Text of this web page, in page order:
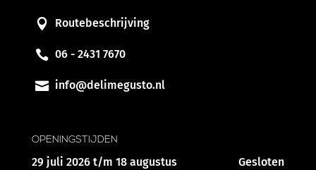
Routebeschrijving
06 - 2431 7670
info@delimegusto.nl
OPENINGSTIJDEN
29 juli 2026 t/m 18 augustus
Gesloten